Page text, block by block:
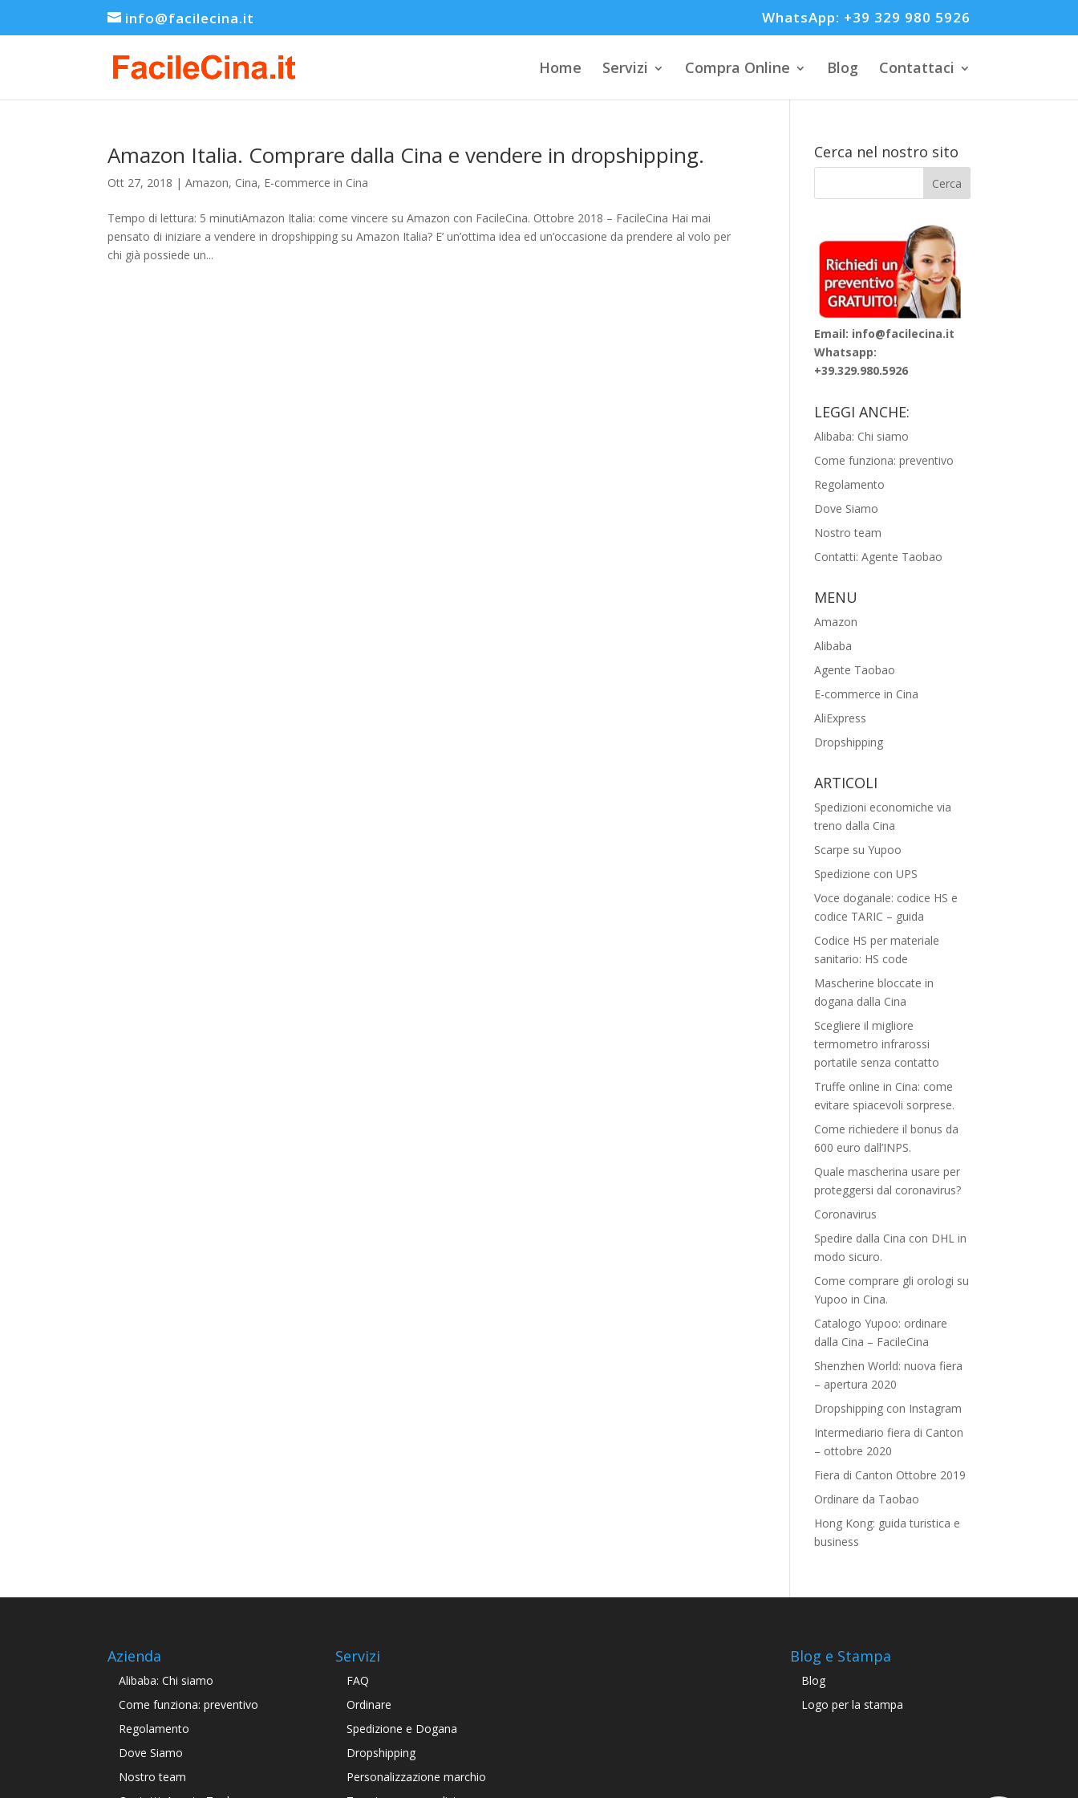
info@facilecina.it WhatsApp: +39 329 980 5926
Home Servizi Compra Online Blog Contattaci
Amazon Italia. Comprare dalla Cina e vendere in dropshipping.
Ott 27, 2018 |Amazon, Cina, E-commerce in Cina
Tempo di lettura: 5 minutiAmazon Italia: come vincere su Amazon con FacileCina. Ottobre 2018 – FacileCina Hai mai
pensato di iniziare a vendere in dropshipping su Amazon Italia? E’ un’ottima idea ed un’occasione da prendere al volo per
chi già possiede un...
Cerca nel nostro sito
Email: info@facilecina.it
Whatsapp:
+39.329.980.5926
LEGGI ANCHE:
Alibaba: Chi siamo
Come funziona: preventivo
Regolamento
Dove Siamo
Nostro team
Contatti: Agente Taobao
MENU
Amazon
Alibaba
Agente Taobao
E-commerce in Cina
AliExpress
Dropshipping
ARTICOLI
Spedizioni economiche via
treno dalla Cina
Scarpe su Yupoo
Spedizione con UPS
Voce doganale: codice HS e
codice TARIC – guida
Codice HS per materiale
sanitario: HS code
Mascherine bloccate in
dogana dalla Cina
Scegliere il migliore
termometro infrarossi
portatile senza contatto
Truffe online in Cina: come
evitare spiacevoli sorprese.
Come richiedere il bonus da
600 euro dall’INPS.
Quale mascherina usare per
proteggersi dal coronavirus?
Coronavirus
Spedire dalla Cina con DHL in
modo sicuro.
Come comprare gli orologi su
Yupoo in Cina.
Catalogo Yupoo: ordinare
dalla Cina – FacileCina
Shenzhen World: nuova fiera
– apertura 2020
Dropshipping con Instagram
Intermediario fiera di Canton
– ottobre 2020
Fiera di Canton Ottobre 2019
Ordinare da Taobao
Hong Kong: guida turistica e
business
Azienda
Alibaba: Chi siamo
Come funziona: preventivo
Regolamento
Dove Siamo
Nostro team
Servizi
FAQ
Ordinare
Spedizione e Dogana
Dropshipping
Personalizzazione marchio
Blog e Stampa
Blog
Logo per la stampa